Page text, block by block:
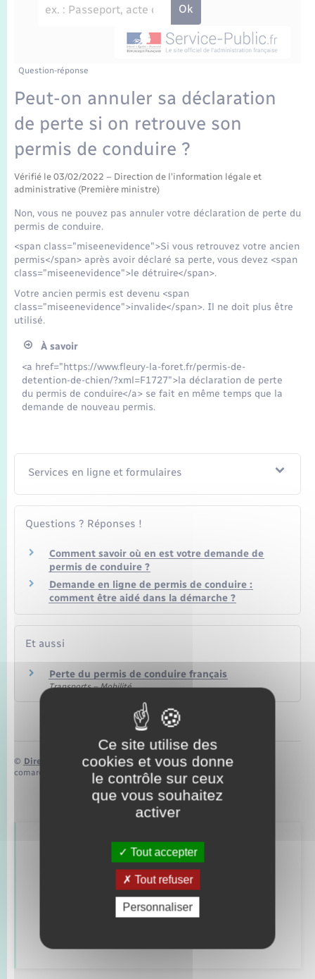
Etat-civil - Papiers - Citoyenneté
Parrainage civil
Concessions funéraires
Nouvel habitant
Numérique
Organisation d’événement
Sécurité - Prévention
Seniors
Transports
Transports scolaires
Voirie et espace public
Travaux - Autorisation d’occupation de l’espace
Plan interactif
Question-réponse
Peut-on annuler sa déclaration
de perte si on retrouve son
permis de conduire ?
Vérifié le 03/02/2022 – Direction de l'information légale et
administrative (Première ministre)
Non, vous ne pouvez pas annuler votre déclaration de perte du
permis de conduire.
<span class="miseenevidence">Si vous retrouvez votre ancien
permis</span> après avoir déclaré sa perte, vous devez <span
class="miseenevidence">le détruire</span>.
Votre ancien permis est devenu <span
class="miseenevidence">invalide</span>. Il ne doit plus être
utilisé.
À savoir
<a href="https://www.fleury-la-foret.fr/permis-de-
detention-de-chien/?xml=F1727">la déclaration de perte
du permis de conduire</a> se fait en même temps que la
demande de nouveau permis.
Services en ligne et formulaires
Questions ? Réponses !
Comment savoir où en est votre demande de
permis de conduire ?
Demande en ligne de permis de conduire :
comment être aidé dans la démarche ?
Et aussi
Perte du permis de conduire français
Transports – Mobilité
© Direction de l’information légale et administrative
comarquage developpé par
baseo.io
Retrouvez aussi
Alerte et informations aux populations
Ce site utilise des
cookies et vous donne
le contrôle sur ceux
que vous souhaitez
activer
Tout accepter
Tout refuser
Personnaliser